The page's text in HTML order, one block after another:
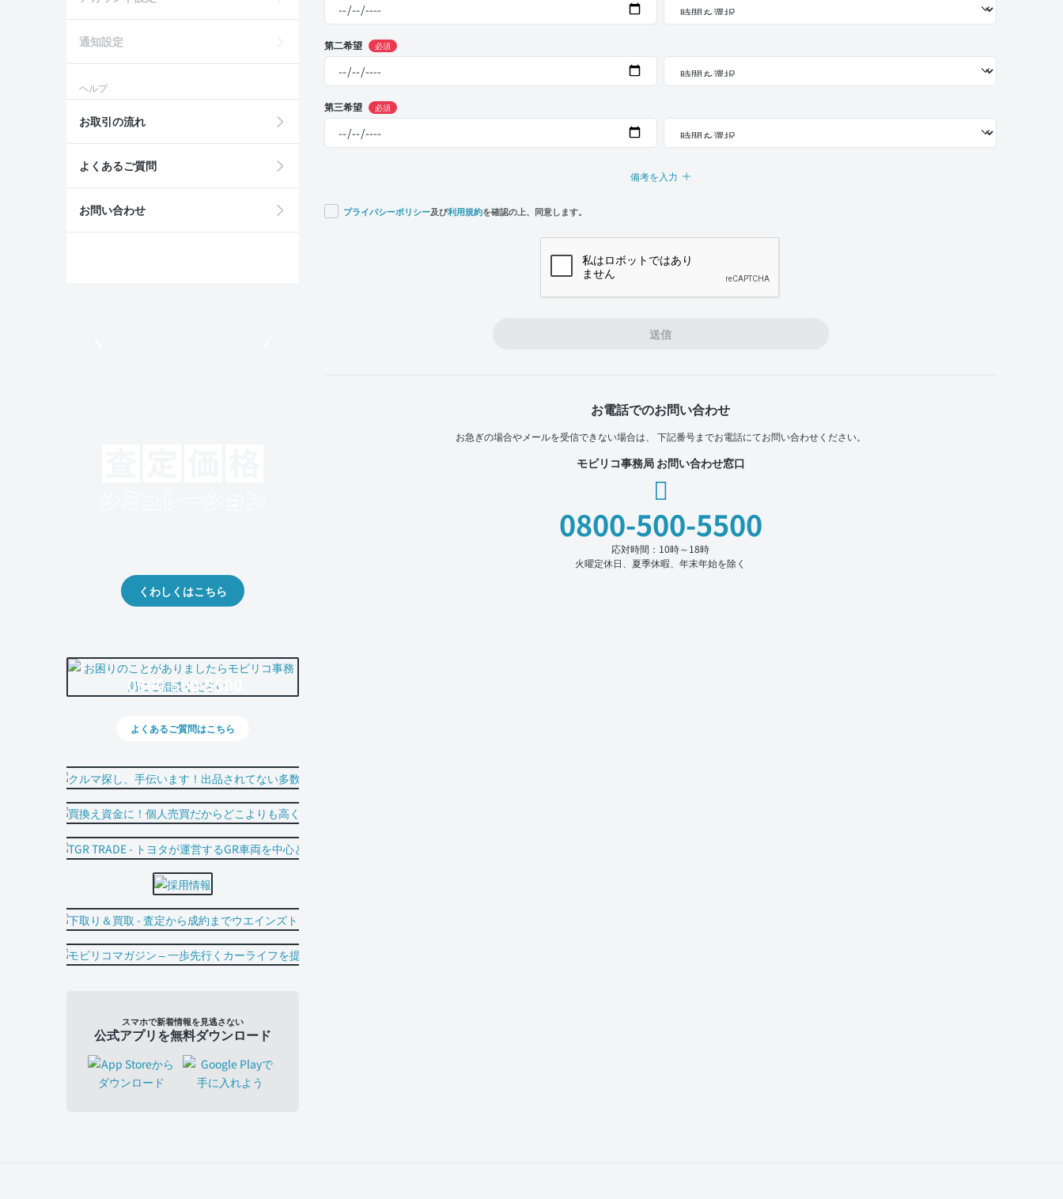
第二希望 必須
第三希望 必須
備考を入力
プライバシーポリシー及び利用規約を確認の上、同意します。
送信
お電話でのお問い合わせ
お急ぎの場合やメールを受信できない場合は、 下記番号までお電話にてお問い合わせください。
モビリコ事務局 お問い合わせ窓口
0800-500-5500
応対時間：10時～18時
火曜定休日、夏季休暇、年末年始を除く
通知設定
ヘルプ
お取引の流れ
よくあるご質問
お問い合わせ
くわしくはこちら
0800-500-5500
よくあるご質問はこちら
スマホで新着情報を見逃さない
公式アプリを無料ダウンロード